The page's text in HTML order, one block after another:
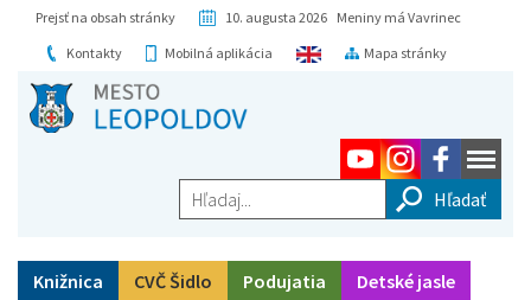
Prejsť na obsah stránky
10. augusta 2026 Meniny má Vavrinec
Kontakty
Mobilná aplikácia Mapa stránky
Hľadaj...
Knižnica CVČ Šidlo Podujatia
Detské jasle